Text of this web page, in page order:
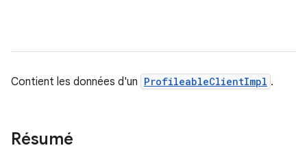
Contient les données d'un ProfileableClientImpl .
Résumé